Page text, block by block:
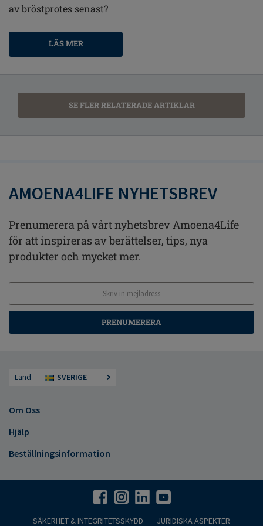
av bröstprotes senast?
LÄS MER
SE FLER RELATERADE ARTIKLAR
AMOENA4LIFE NYHETSBREV
Prenumerera på vårt nyhetsbrev Amoena4Life
för att inspireras av berättelser, tips, nya
produkter och mycket mer.
PRENUMERERA
Land SVERIGE
Om Oss
Hjälp
Beställningsinformation
SÄKERHET & INTEGRITETSSKYDD JURIDISKA ASPEKTER